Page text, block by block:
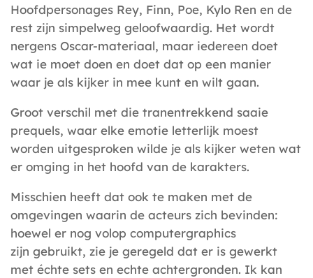
Hoofdpersonages Rey, Finn, Poe, Kylo Ren en de
rest zijn simpelweg geloofwaardig. Het wordt
nergens Oscar-materiaal, maar iedereen doet
wat ie moet doen en doet dat op een manier
waar je als kijker in mee kunt en wilt gaan.
Groot verschil met die tranentrekkend saaie
prequels, waar elke emotie letterlijk moest
worden uitgesproken wilde je als kijker weten wat
er omging in het hoofd van de karakters.
Misschien heeft dat ook te maken met de
omgevingen waarin de acteurs zich bevinden:
hoewel er nog volop computergraphics
zijn gebruikt, zie je geregeld dat er is gewerkt
met échte sets en echte achtergronden. Ik kan